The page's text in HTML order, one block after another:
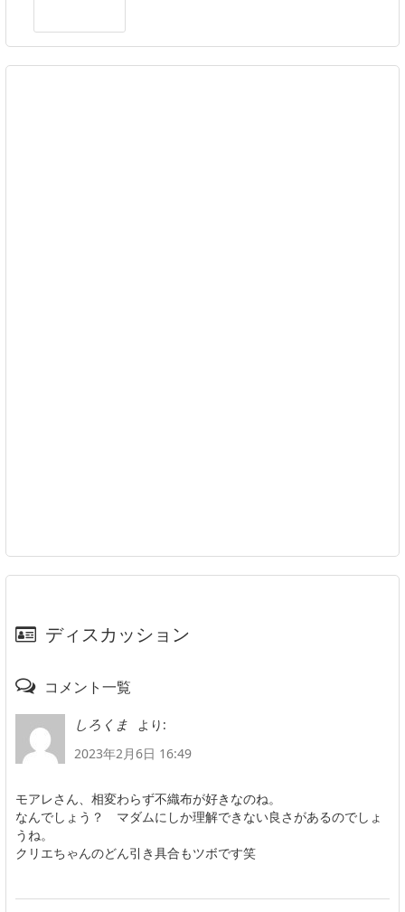
ディスカッション
コメント一覧
しろくま
より:
2023年2月6日 16:49
モアレさん、相変わらず不織布が好きなのね。
なんでしょう？ マダムにしか理解できない良さがあるのでしょ
うね。
クリエちゃんのどん引き具合もツボです笑